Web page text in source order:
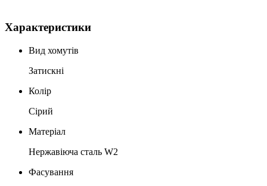
Характеристики
Вид хомутів
Затискні
Колір
Сірий
Матеріал
Нержавіюча сталь W2
Фасування